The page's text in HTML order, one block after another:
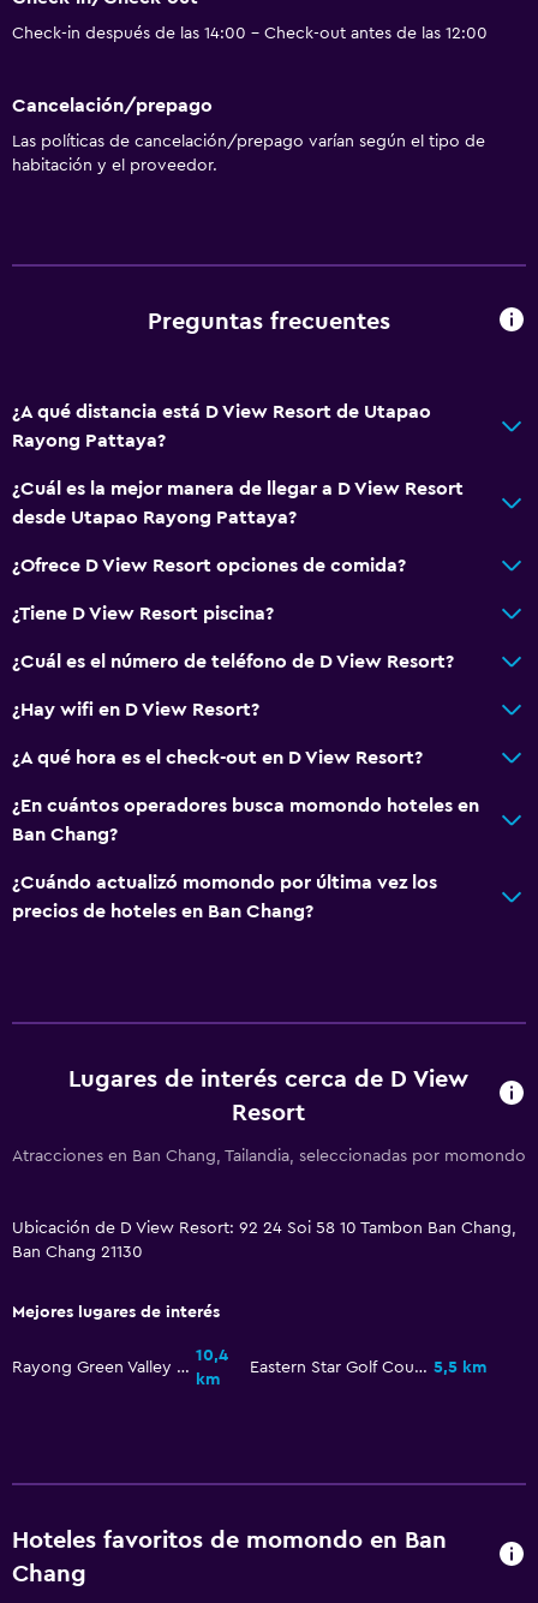
Check-in después de las 14:00 - Check-out antes de las 12:00
Cancelación/prepago
Las políticas de cancelación/prepago varían según el tipo de
habitación y el proveedor.
Preguntas frecuentes
¿A qué distancia está D View Resort de Utapao
Rayong Pattaya?
¿Cuál es la mejor manera de llegar a D View Resort
desde Utapao Rayong Pattaya?
¿Ofrece D View Resort opciones de comida?
¿Tiene D View Resort piscina?
¿Cuál es el número de teléfono de D View Resort?
¿Hay wifi en D View Resort?
¿A qué hora es el check-out en D View Resort?
¿En cuántos operadores busca momondo hoteles en
Ban Chang?
¿Cuándo actualizó momondo por última vez los
precios de hoteles en Ban Chang?
Lugares de interés cerca de D View
Resort
Atracciones en Ban Chang, Tailandia, seleccionadas por momondo
Ubicación de D View Resort: 92 24 Soi 58 10 Tambon Ban Chang,
Ban Chang 21130
Mejores lugares de interés
Rayong Green Valley Country Club
10,4
km
Eastern Star Golf Course 5,5 km
Hoteles favoritos de momondo en Ban
Chang